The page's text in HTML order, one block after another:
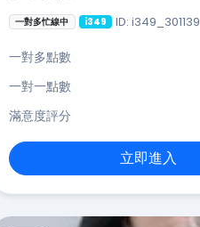
一對多忙線中 i349 ID: i349_301139
一對多點數
一對一點數
滿意度評分
立即進入